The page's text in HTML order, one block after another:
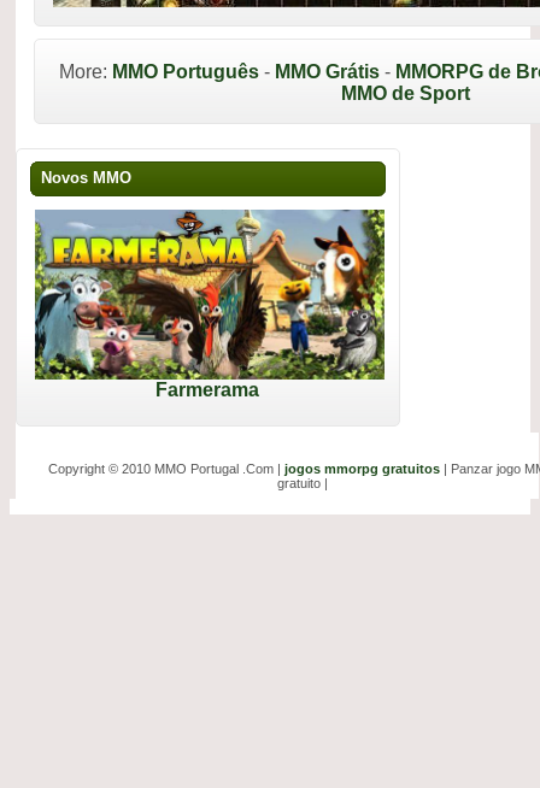
More: MMO Português- MMO Grátis- MMORPG de
MMO de Sport
Novos MMO
Farmerama
Copyright © 2010 MMO Portugal .Com | jogos mmorpg gratuitos | Panzar jogo
gratuito |